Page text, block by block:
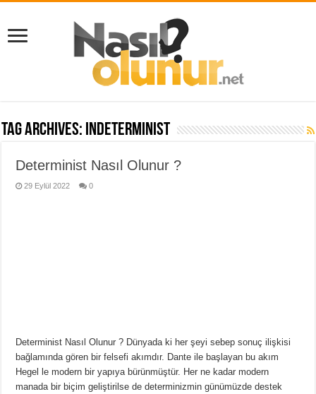
Tag Archives: indeterminist
Determinist Nasıl Olunur ?
29 Eylül 2022 0
Determinist Nasıl Olunur ? Dünyada ki her şeyi sebep sonuç ilişkisi
bağlamında gören bir felsefi akımdır. Dante ile başlayan bu akım
Hegel le modern bir yapıya bürünmüştür. Her ne kadar modern
manada bir biçim geliştirilse de determinizmin günümüzde destek